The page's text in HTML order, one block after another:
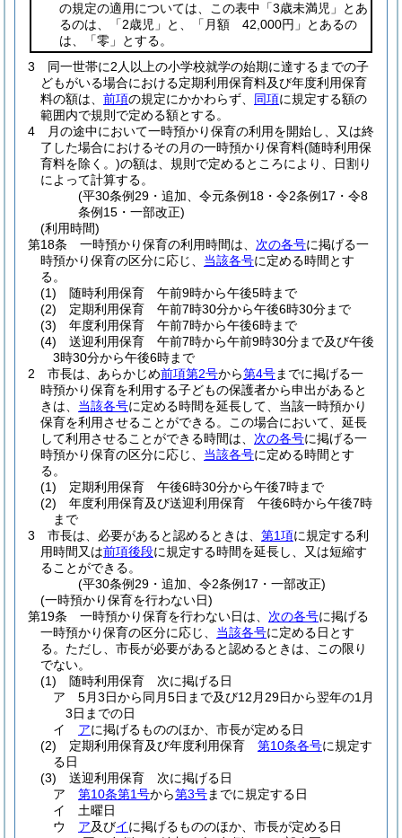
の規定の適用については、この表中「3歳未満児」とあ
るのは、「2歳児」と、「月額 42,000円」とあるの
は、「零」とする。
3
同一世帯に2人以上の小学校就学の始期に達するまでの子
どもがいる場合における定期利用保育料及び年度利用保育
料の額は、 前項の規定にかかわらず、 同項に規定する額の
範囲内で規則で定める額とする。
4
月の途中において一時預かり保育の利用を開始し、又は終
了した場合におけるその月の一時預かり保育料(随時利用保
育料を除く。)の額は、規則で定めるところにより、日割り
によって計算する。
(平30条例29・追加、令元条例18・令2条例17・令8
条例15・一部改正)
(利用時間)
第18条
一時預かり保育の利用時間は、 次の各号に掲げる一
時預かり保育の区分に応じ、 当該各号に定める時間とす
る。
(1)
随時利用保育 午前9時から午後5時まで
(2)
定期利用保育 午前7時30分から午後6時30分まで
(3)
年度利用保育 午前7時から午後6時まで
(4)
送迎利用保育 午前7時から午前9時30分まで及び午後
3時30分から午後6時まで
2
市長は、あらかじめ前項第2号から第4号までに掲げる一
時預かり保育を利用する子どもの保護者から申出があると
きは、 当該各号に定める時間を延長して、当該一時預かり
保育を利用させることができる。
この場合において、延長
して利用させることができる時間は、 次の各号に掲げる一
時預かり保育の区分に応じ、 当該各号に定める時間とす
る。
(1)
定期利用保育 午後6時30分から午後7時まで
(2)
年度利用保育及び送迎利用保育 午後6時から午後7時
まで
3
市長は、必要があると認めるときは、 第1項に規定する利
用時間又は前項後段に規定する時間を延長し、又は短縮す
ることができる。
(平30条例29・追加、令2条例17・一部改正)
(一時預かり保育を行わない日)
第19条
一時預かり保育を行わない日は、 次の各号に掲げる
一時預かり保育の区分に応じ、 当該各号に定める日とす
る。 ただし、市長が必要があると認めるときは、この限り
でない。
(1)
随時利用保育 次に掲げる日
ア
5月3日から同月5日まで及び12月29日から翌年の1月
3日までの日
イ
アに掲げるもののほか、市長が定める日
(2)
定期利用保育及び年度利用保育 第10条各号に規定す
る日
(3)
送迎利用保育 次に掲げる日
ア
第10条第1号から第3号までに規定する日
イ
土曜日
ウ
ア及びイに掲げるもののほか、市長が定める日